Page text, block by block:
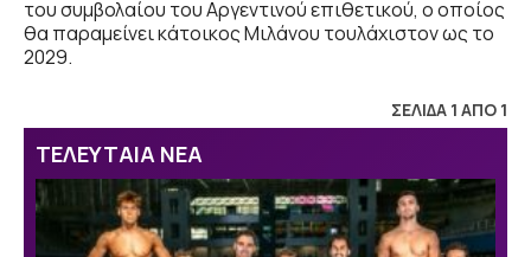
του συμβολαίου του Αργεντινού επιθετικού, ο οποίος
θα παραμείνει κάτοικος Μιλάνου τουλάχιστον ως το
2029.
ΣΕΛΙΔΑ 1 ΑΠΟ 1
ΤΕΛΕΥΤΑΙΑ ΝΕΑ